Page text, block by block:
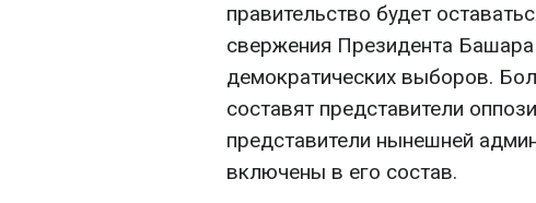
правительство будет
свержения Президента
демократических выборов.
составят представители
представители нынешней
включены в его состав.